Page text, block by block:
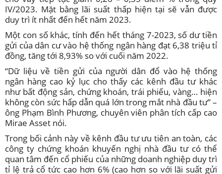
IV/2023. Mặt bằng lãi suất thấp hiện tại sẽ vẫn được
duy trì ít nhất đến hết năm 2023.
Một con số khác, tính đến hết tháng 7-2023, số dư tiền
gửi của dân cư vào hệ thống ngân hàng đạt 6,38 triệu tỉ
đồng, tăng tới 8,93% so với cuối năm 2022.
“Dữ liệu về tiền gửi của người dân đổ vào hệ thống
ngân hàng cao kỷ lục cho thấy các kênh đầu tư khác
như bất động sản, chứng khoán, trái phiếu, vàng… hiện
không còn sức hấp dẫn quá lớn trong mắt nhà đầu tư” –
ông Phạm Bình Phương, chuyên viên phân tích cấp cao
Mirae Asset nói.
Trong bối cảnh này về kênh đầu tư ưu tiên an toàn, các
công ty chứng khoán khuyến nghị nhà đầu tư có thể
quan tâm đến cổ phiếu của những doanh nghiệp duy trì
tỉ lệ trả cổ tức cao hơn 6% (cao hơn so với lãi suất gửi